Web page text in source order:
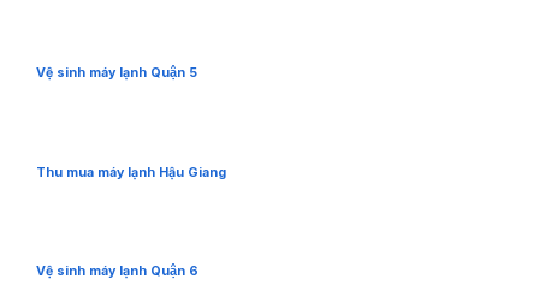
Vệ sinh máy lạnh Quận 5
Thu mua máy lạnh Hậu Giang
Vệ sinh máy lạnh Quận 6